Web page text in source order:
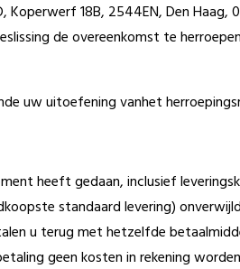
Koperwerf 18B, 2544EN, Den Haag,
de overeenkomst te
uw uitoefening vanhet
heeft gedaan, inclusief
standaard levering)
u terug met hetzelfde
geen kosten in rekening